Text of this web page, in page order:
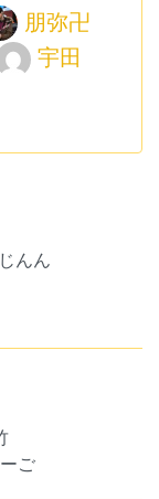
朋弥卍
宇田
んん
ご